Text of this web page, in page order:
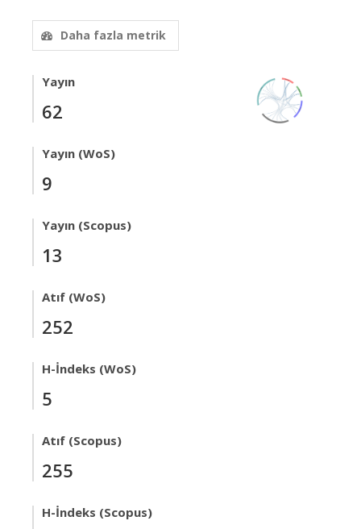
Daha fazla metrik
Yayın
62
Yayın (WoS)
9
Yayın (Scopus)
13
Atıf (WoS)
252
H-İndeks (WoS)
5
Atıf (Scopus)
255
H-İndeks (Scopus)